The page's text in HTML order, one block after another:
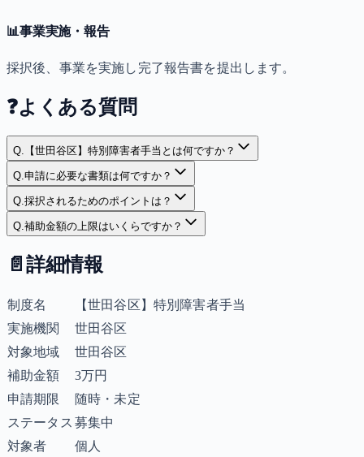
📊事業実施・報告
採択後、事業を実施し完了報告書を提出します。
❓よくある質問
Q. 【世田谷区】特別障害者手当とは何ですか？
Q.申請に必要な書類は何ですか？
Q.採択されるためのポイントは？
Q.補助金額の上限はいくらですか？
📄 詳細情報
制度名
【世田谷区】特別障害者手当
実施機関
世田谷区
対象地域
世田谷区
補助金額
3万円
申請期限
随時・未定
ステータス 募集中
対象者
個人